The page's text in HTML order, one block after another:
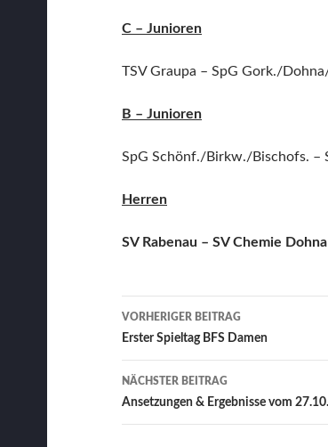
C – Junioren
TSV Graupa – SpG Gork./
B – Junioren
SpG Schönf./Birkw./Bischofs. –
Herren
SV Rabenau – SV Chemie
Beitrags-
Navigation
VORHERIGER BEITRAG
Erster Spieltag BFS Damen
NÄCHSTER BEITRAG
Ansetzungen & Ergebnisse vom